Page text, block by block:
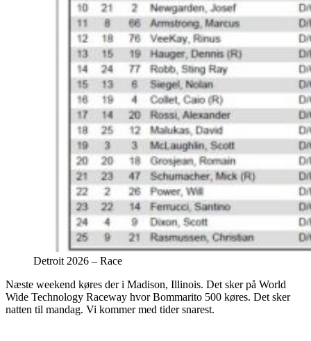
Detroit 2026 – Race
Næste weekend køres der i Madison, Illinois. Det sker på World
Wide Technology Raceway hvor Bommarito 500 køres. Det sker
natten til mandag. Vi kommer med tider snarest.